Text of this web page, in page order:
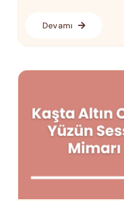
Devamı